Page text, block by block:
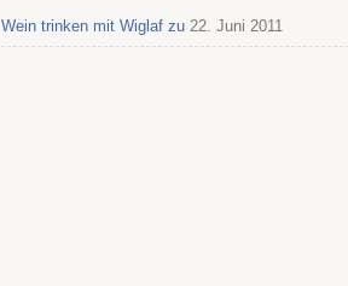
Wein trinken mit Wiglaf zu 22. Juni 2011